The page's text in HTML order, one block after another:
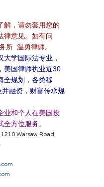
解，请勿套用您的
律意见。如有问
所 温勇律师。
学国际法专业，
美国律师执业近30
全规划，各类移
融资，财富传承规
业和个人在美国投
方位服务。
Warsaw Road,